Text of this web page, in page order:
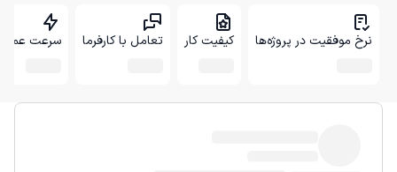
نرخ موفقیت در پروژه‌ها کیفیت کار تعامل با کارفرما سرعت عمل